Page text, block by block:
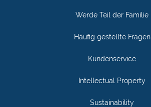
Werde Teil der Familie
Häufig gestellte Fragen
Kundenservice
Intellectual Property
Sustainability